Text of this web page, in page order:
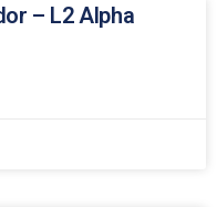
– L2 Alpha